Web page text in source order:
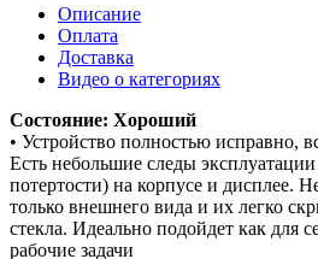
Описание
Оплата
Доставка
Видео о категориях
Состояние: Хороший
• Устройство полностью исправно,
Есть небольшие следы
потертости) на корпусе и дисплее.
только внешнего вида и их легко
стекла. Идеально подойдет как для
рабочие задачи